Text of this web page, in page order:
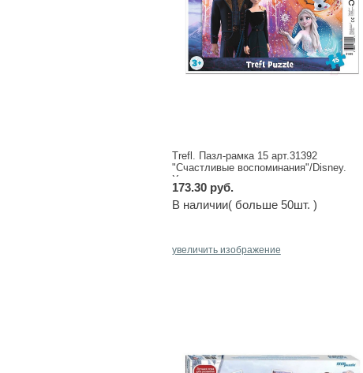
Trefl. Пазл-рамка 15 арт.31392
"Счастливые воспоминания"/Disney.
Холодное сердце
173.30 руб.
В наличии( больше 50шт. )
увеличить изображение